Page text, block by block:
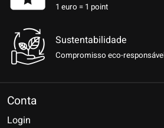
1 euro = 1 point
Sustentabilidade
Compromisso eco-
Conta
Login